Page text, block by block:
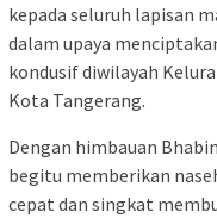
kepada seluruh lapisan
dalam upaya
kondusif diwilayah
Kota Tangerang.
Dengan himbauan
begitu memberikan
cepat dan singkat